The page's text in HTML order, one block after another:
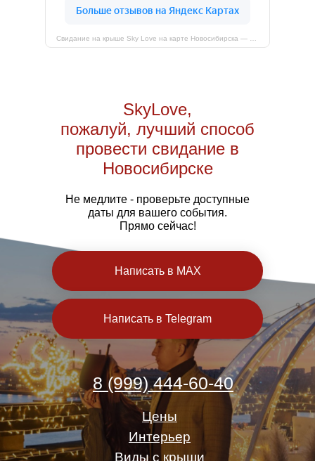
SkyLove,
пожалуй, лучший способ
провести свидание в
Новосибирске
Не медлите - проверьте доступные
даты для вашего события.
Прямо сейчас!
Написать в MAX
Написать в Telegram
8 (999) 444-60-40
Виды с крыши
Интерьер
Цены